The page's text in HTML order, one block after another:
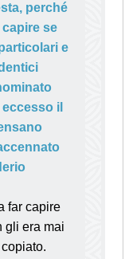
perché
se
e
il
far capire
gli era mai